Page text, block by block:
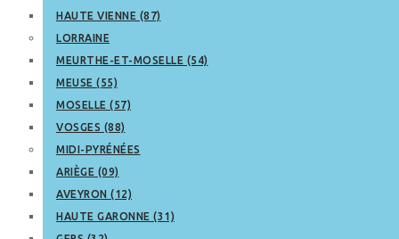
HAUTE VIENNE (87)
LORRAINE
MEURTHE-ET-MOSELLE (54)
MEUSE (55)
MOSELLE (57)
VOSGES (88)
MIDI-PYRÉNÉES
ARIÈGE (09)
AVEYRON (12)
HAUTE GARONNE (31)